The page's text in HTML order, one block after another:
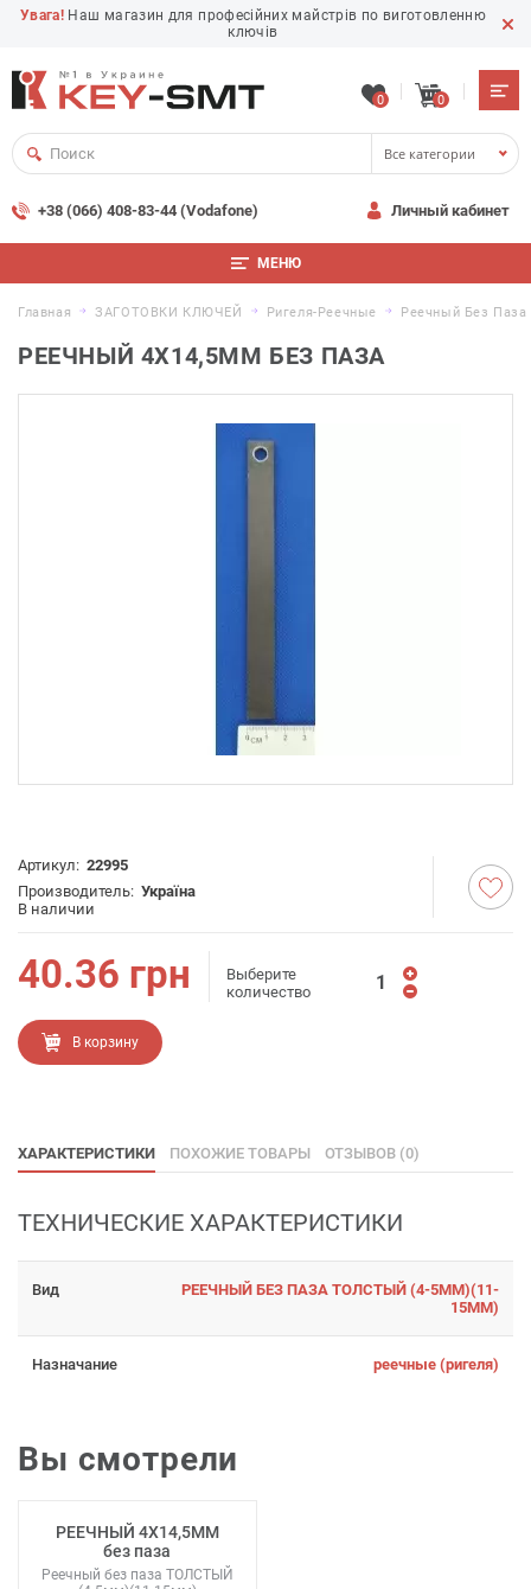
Увага! Наш магазин для професійних майстрів по виготовленню
ключів
0 0
Все категории
+38 (066) 408-83-44 (Vodafone) Личный кабинет
МЕНЮ
Главная ЗАГОТОВКИ КЛЮЧЕЙ Ригеля-Реечные Реечный Без
РЕЕЧНЫЙ 4Х14,5ММ БЕЗ ПАЗА
Артикул: 22995
Производитель: Україна
В наличии
40.36 грн
Выберите
количество
В корзину
ХАРАКТЕРИСТИКИ ПОХОЖИЕ ТОВАРЫ ОТЗЫВОВ (0)
ТЕХНИЧЕСКИЕ ХАРАКТЕРИСТИКИ
Вид
РЕЕЧНЫЙ БЕЗ ПАЗА ТОЛСТЫЙ (4-5ММ)(11-
15ММ)
Назначание реечные (ригеля)
Вы смотрели
РЕЕЧНЫЙ 4Х14,5ММ
без паза
Реечный без паза ТОЛСТЫЙ